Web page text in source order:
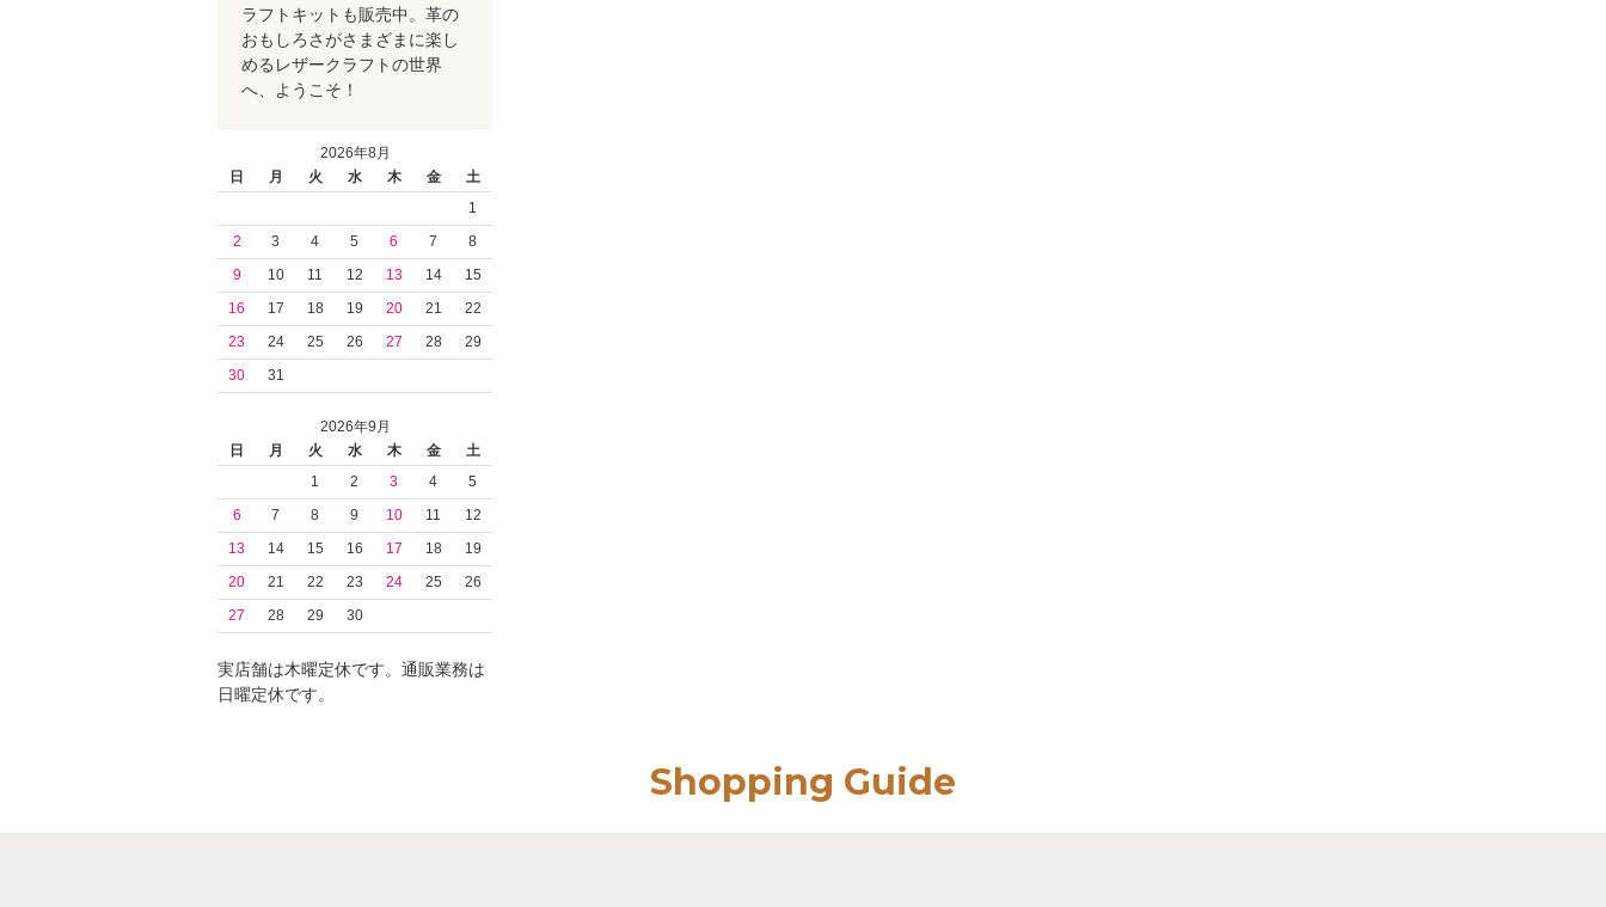
ラフトキットも販売中。革の
おもしろさがさまざまに楽し
めるレザークラフトの世界
へ、ようこそ！
2026年8月
日
月 火 水 木 金
土
1
2
3 4 5 6 7
8
9
10 11 12 13 14
15
16
17 18 19 20 21
22
23
24 25 26 27 28
29
30
31
2026年9月
日
月 火 水 木 金
土
1
2 3 4
5
6
7 8 9 10 11
12
13
14 15 16 17 18
19
20
21 22 23 24 25
26
27
28 29 30
実店舗は木曜定休です。通販業務は
日曜定休です。
Shopping Guide